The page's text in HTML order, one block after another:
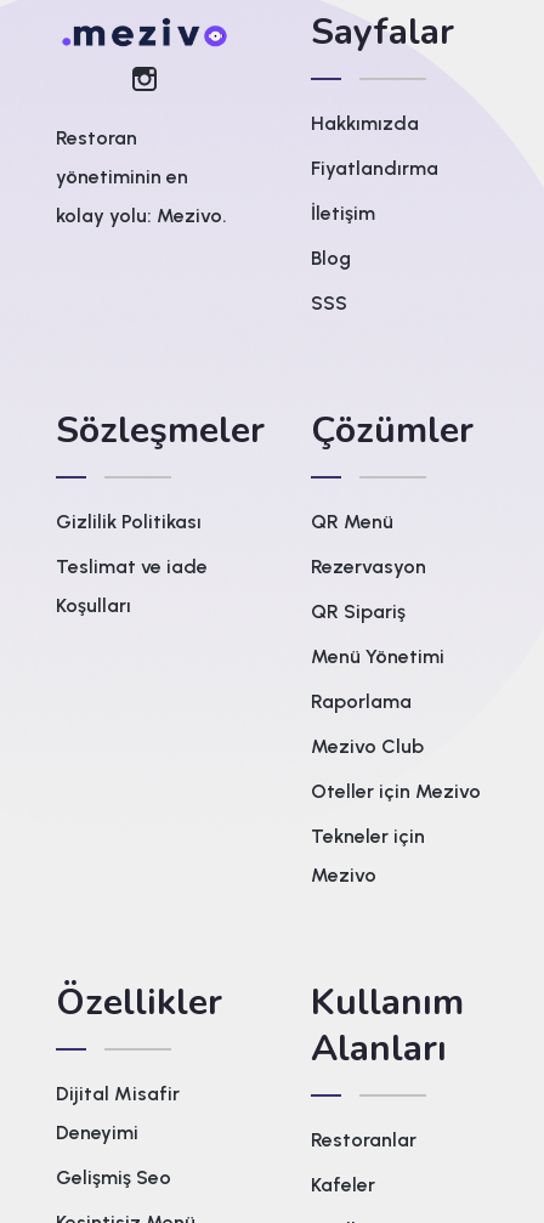
Restoran
yönetiminin en
kolay yolu: Mezivo.
Sayfalar
Hakkımızda
Fiyatlandırma
İletişim
Blog
SSS
Sözleşmeler
Gizlilik Politikası
Teslimat ve iade
Koşulları
Çözümler
QR Menü
Rezervasyon
QR Sipariş
Menü Yönetimi
Raporlama
Mezivo Club
Oteller için Mezivo
Tekneler için
Mezivo
Özellikler
Dijital Misafir
Deneyimi
Gelişmiş Seo
Kullanım
Alanları
Restoranlar
Kafeler